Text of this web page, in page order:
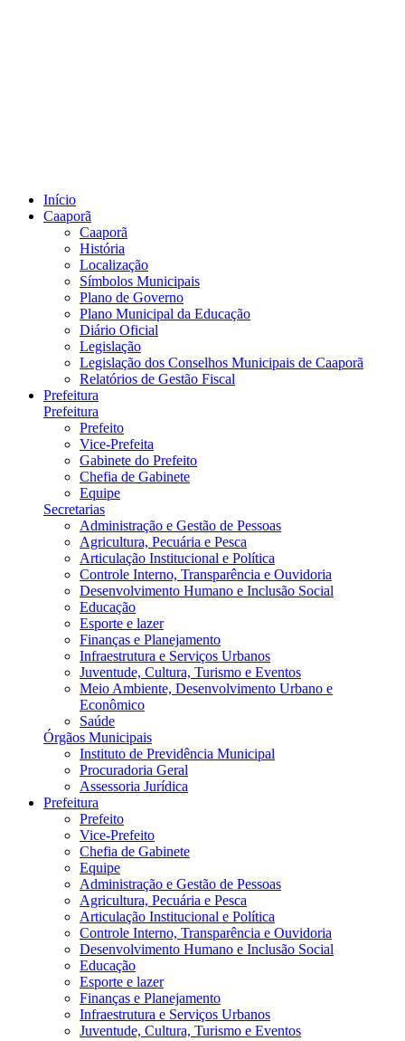
Início
Caaporã
Caaporã
História
Localização
Símbolos Municipais
Plano de Governo
Plano Municipal da Educação
Diário Oficial
Legislação
Legislação dos Conselhos Municipais de Caaporã
Relatórios de Gestão Fiscal
Prefeitura
Prefeitura
Prefeito
Vice-Prefeita
Gabinete do Prefeito
Chefia de Gabinete
Equipe
Secretarias
Administração e Gestão de Pessoas
Agricultura, Pecuária e Pesca
Articulação Institucional e Política
Controle Interno, Transparência e Ouvidoria
Desenvolvimento Humano e Inclusão Social
Educação
Esporte e lazer
Finanças e Planejamento
Infraestrutura e Serviços Urbanos
Juventude, Cultura, Turismo e Eventos
Meio Ambiente, Desenvolvimento Urbano e
Econômico
Saúde
Órgãos Municipais
Instituto de Previdência Municipal
Procuradoria Geral
Assessoria Jurídica
Prefeitura
Prefeito
Vice-Prefeito
Chefia de Gabinete
Equipe
Administração e Gestão de Pessoas
Agricultura, Pecuária e Pesca
Articulação Institucional e Política
Controle Interno, Transparência e Ouvidoria
Desenvolvimento Humano e Inclusão Social
Educação
Esporte e lazer
Finanças e Planejamento
Infraestrutura e Serviços Urbanos
Juventude, Cultura, Turismo e Eventos